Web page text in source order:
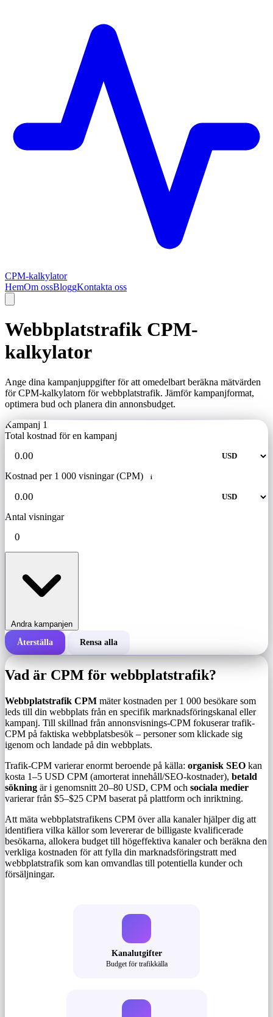
CPM-kalkylator
HemOm ossBloggKontakta oss
Webbplatstrafik CPM-
kalkylator
Ange dina kampanjuppgifter för att omedelbart beräkna mätvärden
för CPM-kalkylatorn för webbplatstrafik. Jämför kampanjformat,
optimera bud och planera din annonsbudget.
Kampanj 1
Total kostnad för en kampanj
Kostnad per 1 000 visningar (CPM) i
Antal visningar
Andra kampanjen
Total kostnad för en kampanj
Antal visningar
Återställa Rensa alla
Vad är CPM för webbplatstrafik?
Webbplatstrafik CPM mäter kostnaden per 1 000 besökare som
leds till din webbplats från en specifik marknadsföringskanal eller
kampanj. Till skillnad från annonsvisnings-CPM fokuserar trafik-
CPM på faktiska webbplatsbesök – personer som klickade sig
igenom och landade på din webbplats.
Trafik-CPM varierar enormt beroende på källa: organisk SEO kan
kosta 1–5 USD CPM (amorterat innehåll/SEO-kostnader), betald
sökning är i genomsnitt 20–80 USD, CPM och sociala medier
varierar från $5–$25 CPM baserat på plattform och inriktning.
Att mäta webbplatstrafikens CPM över alla kanaler hjälper dig att
identifiera vilka källor som levererar de billigaste kvalificerade
besökarna, allokera budget till högeffektiva kanaler och beräkna den
verkliga kostnaden för att fylla din marknadsföringstratt med
webbplatstrafik som kan omvandlas till potentiella kunder och
försäljningar.
Kanalutgifter
Budget för trafikkälla